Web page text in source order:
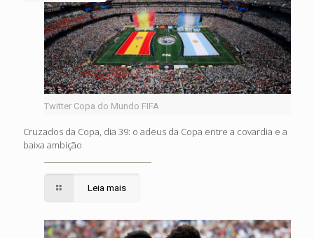
Twitter Copa do Mundo FIFA
Cruzados da Copa, dia 39: o adeus da Copa entre a covardia e a
baixa ambição
Leia mais